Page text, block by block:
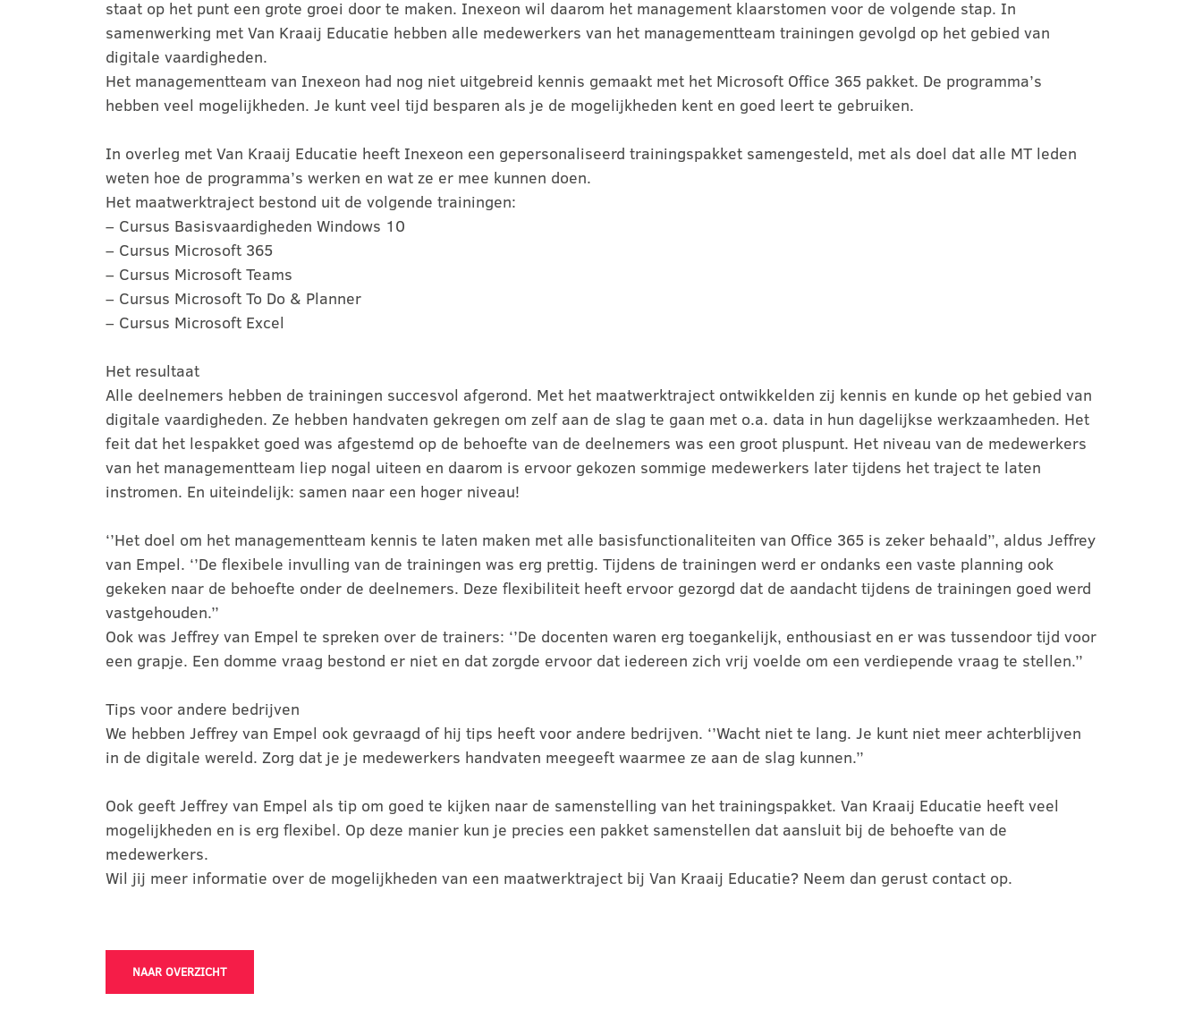
staat op het punt een grote groei door te maken. Inexeon wil daarom het management klaarstomen voor de volgende stap. In
samenwerking met Van Kraaij Educatie hebben alle medewerkers van het managementteam trainingen gevolgd op het gebied van
digitale vaardigheden.
Het managementteam van Inexeon had nog niet uitgebreid kennis gemaakt met het Microsoft Office 365 pakket. De programma’s
hebben veel mogelijkheden. Je kunt veel tijd besparen als je de mogelijkheden kent en goed leert te gebruiken.
In overleg met Van Kraaij Educatie heeft Inexeon een gepersonaliseerd trainingspakket samengesteld, met als doel dat alle MT leden
weten hoe de programma’s werken en wat ze er mee kunnen doen.
Het maatwerktraject bestond uit de volgende trainingen:
– Cursus Basisvaardigheden Windows 10
– Cursus Microsoft 365
– Cursus Microsoft Teams
– Cursus Microsoft To Do & Planner
– Cursus Microsoft Excel
Het resultaat
Alle deelnemers hebben de trainingen succesvol afgerond. Met het maatwerktraject ontwikkelden zij kennis en kunde op het gebied van
digitale vaardigheden. Ze hebben handvaten gekregen om zelf aan de slag te gaan met o.a. data in hun dagelijkse werkzaamheden. Het
feit dat het lespakket goed was afgestemd op de behoefte van de deelnemers was een groot pluspunt. Het niveau van de medewerkers
van het managementteam liep nogal uiteen en daarom is ervoor gekozen sommige medewerkers later tijdens het traject te laten
instromen. En uiteindelijk: samen naar een hoger niveau!
‘’Het doel om het managementteam kennis te laten maken met alle basisfunctionaliteiten van Office 365 is zeker behaald’’, aldus Jeffrey
van Empel. ‘’De flexibele invulling van de trainingen was erg prettig. Tijdens de trainingen werd er ondanks een vaste planning ook
gekeken naar de behoefte onder de deelnemers. Deze flexibiliteit heeft ervoor gezorgd dat de aandacht tijdens de trainingen goed werd
vastgehouden.’’
Ook was Jeffrey van Empel te spreken over de trainers: ‘’De docenten waren erg toegankelijk, enthousiast en er was tussendoor tijd voor
een grapje. Een domme vraag bestond er niet en dat zorgde ervoor dat iedereen zich vrij voelde om een verdiepende vraag te stellen.’’
Tips voor andere bedrijven
We hebben Jeffrey van Empel ook gevraagd of hij tips heeft voor andere bedrijven. ‘’Wacht niet te lang. Je kunt niet meer achterblijven
in de digitale wereld. Zorg dat je je medewerkers handvaten meegeeft waarmee ze aan de slag kunnen.’’
Ook geeft Jeffrey van Empel als tip om goed te kijken naar de samenstelling van het trainingspakket. Van Kraaij Educatie heeft veel
mogelijkheden en is erg flexibel. Op deze manier kun je precies een pakket samenstellen dat aansluit bij de behoefte van de
medewerkers.
Wil jij meer informatie over de mogelijkheden van een maatwerktraject bij Van Kraaij Educatie? Neem dan gerust contact op.
NAAR OVERZICHT